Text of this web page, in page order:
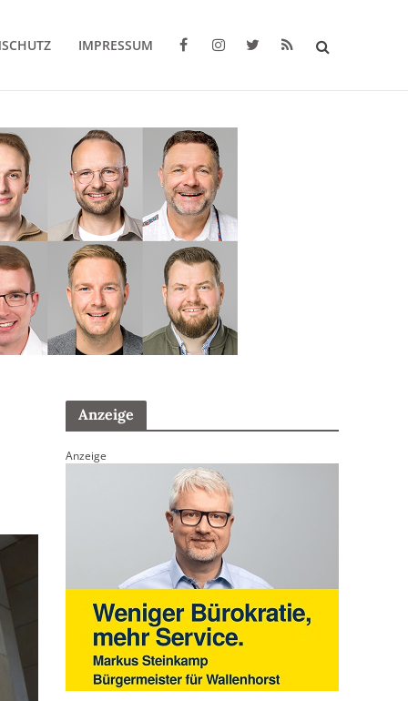
IMPRESSUM
Anzeige
Anzeige